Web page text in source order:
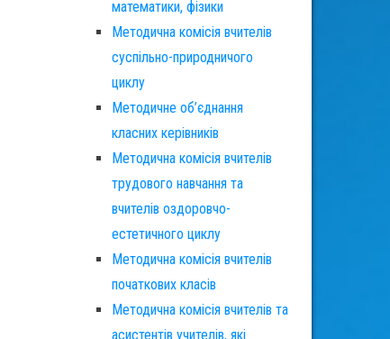
математики, фізики
Методична комісія вчителів
суспільно-природничого
циклу
Методичне об’єднання
класних керівників
Методична комісія вчителів
трудового навчання та
вчителів оздоровчо-
естетичного циклу
Методична комісія вчителів
початкових класів
Методична комісія вчителів та
асистентів учителів, які